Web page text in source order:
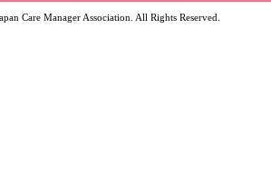
Care Manager Association. All Rights Reserved.